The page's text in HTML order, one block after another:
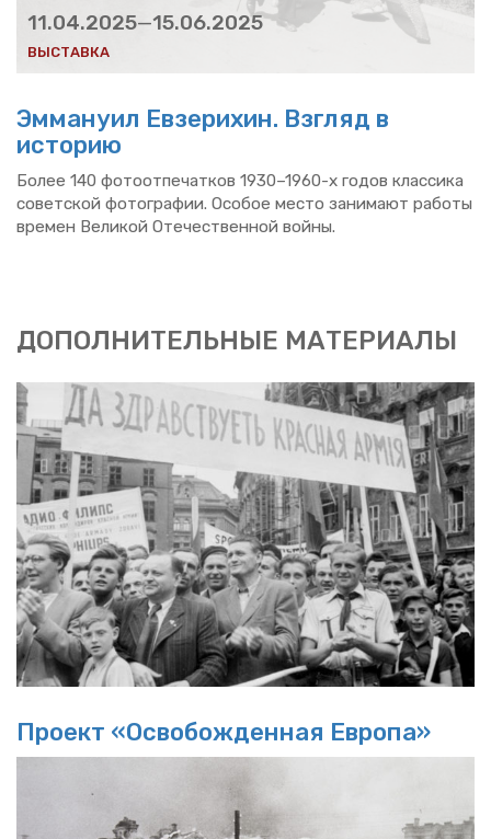
11.04.2025—15.06.2025
ВЫ­СТАВ­КА
Эм­ма­ну­ил Евзе­ри­хин. Взгляд в
ис­то­рию
Более 140 фо­то­от­пе­чат­ков 1930–1960-х годов клас­си­ка
со­вет­ской фо­то­гра­фии. Осо­бое место за­ни­ма­ют ра­бо­ты
вре­мен Ве­ли­кой Оте­че­ствен­ной войны.
ДО­ПОЛ­НИ­ТЕЛЬ­НЫЕ МА­ТЕ­РИ­А­ЛЫ
Про­ект «Осво­бож­ден­ная Ев­ро­па»